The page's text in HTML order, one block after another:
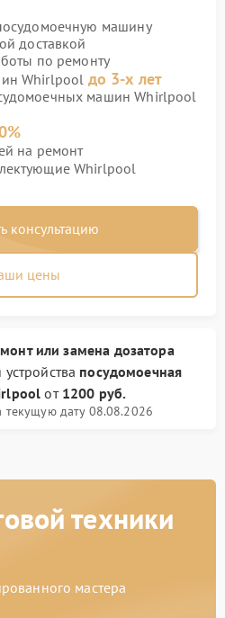
машину
доставкой
по ремонту
Whirlpool до 3-х лет
машин Whirlpool
на ремонт
Whirlpool
консультацию
цены
или замена дозатора
посудомоечная
от 1200 руб.
текущую дату 08.08.2026
техники
мастера